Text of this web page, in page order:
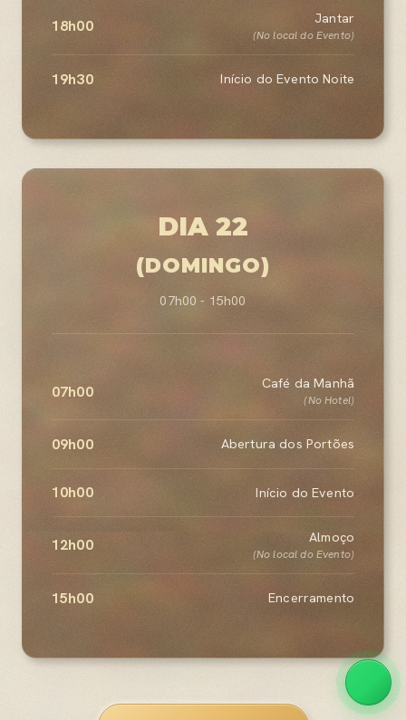
18h00 Jantar
(No local do Evento)
19h30 Início do Evento Noite
DIA 22
(DOMINGO)
07h00 - 15h00
07h00 Café da Manhã
(No Hotel)
09h00 Abertura dos Portões
10h00 Início do Evento
12h00 Almoço
(No local do Evento)
15h00 Encerramento